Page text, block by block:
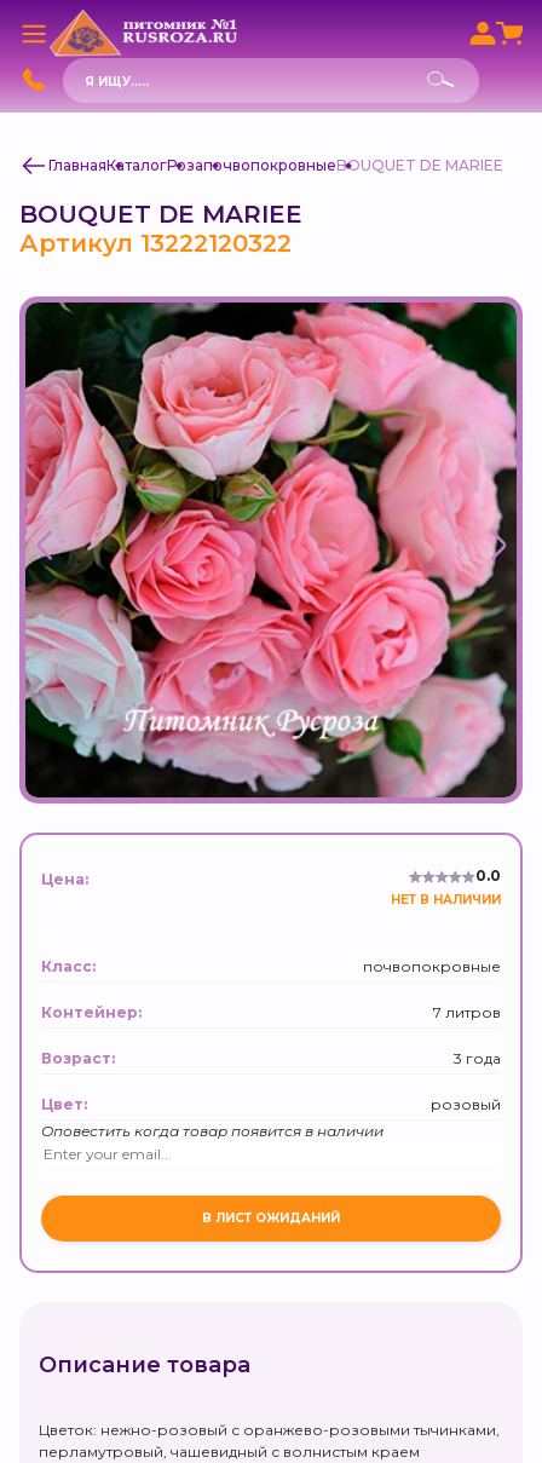
Поиск
товаров
ГлавнаяКаталогРозапочвопокровныеBOUQUET DE MARIEE
BOUQUET DE MARIEE
Артикул 13222120322
Цена: 0.0
НЕТ В НАЛИЧИИ
Класс: почвопокровные
Контейнер: 7 литров
Возраст: 3 года
Цвет:
розовый
Оповестить когда товар появится в наличии
Описание товара
Цветок: нежно-розовый с оранжево-розовыми тычинками,
перламутровый, чашевидный с волнистым краем